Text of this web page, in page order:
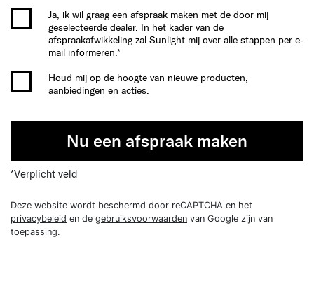
Ja, ik wil graag een afspraak maken met de door mij
geselecteerde dealer. In het kader van de
afspraakafwikkeling zal Sunlight mij over alle stappen per e-
mail informeren.*
Houd mij op de hoogte van nieuwe producten,
aanbiedingen en acties.
Nu een afspraak maken
*Verplicht veld
Deze website wordt beschermd door reCAPTCHA en het
privacybeleid en de gebruiksvoorwaarden van Google zijn van
toepassing.